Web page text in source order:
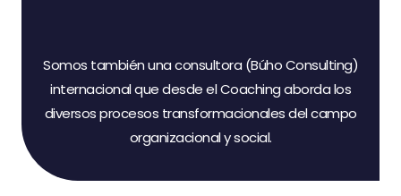
Somos también una consultora (Búho Consulting)
internacional que desde el Coaching aborda los
diversos procesos transformacionales del campo
organizacional y social.